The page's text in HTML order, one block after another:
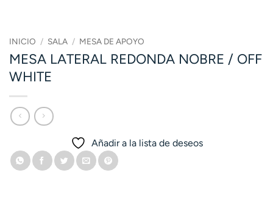
INICIO / SALA / MESA DE APOYO
MESA LATERAL REDONDA NOBRE / OFF
WHITE
Añadir a la lista de deseos